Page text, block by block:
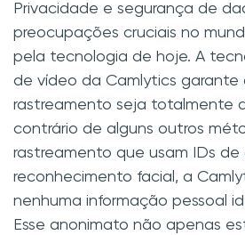
Privacidade e segurança de
preocupações cruciais no
pela tecnologia de hoje. A
de vídeo da Camlytics garante
rastreamento seja totalmente
contrário de alguns outros
rastreamento que usam IDs de
reconhecimento facial, a
nenhuma informação pessoal
Esse anonimato não apenas